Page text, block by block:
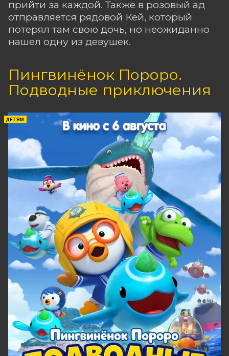
прийти за каждой. Также в розовый ад
отправляется рядовой Кей, который
потерял там свою дочь, но неожиданно
нашел одну из девушек.
Пингвинёнок Пороро.
Подводные приключения
ДЕТЯМ